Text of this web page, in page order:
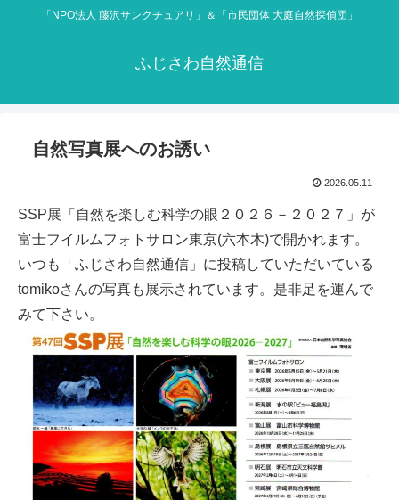
「NPO法人 藤沢サンクチュアリ」＆「市民団体 大庭自然探偵団」
ふじさわ自然通信
自然写真展へのお誘い
2026.05.11
SSP展「自然を楽しむ科学の眼２０２６－２０２７」が
富士フイルムフォトサロン東京(六本木)で開かれます。
いつも「ふじさわ自然通信」に投稿していただいている
tomikoさんの写真も展示されています。是非足を運んで
みて下さい。